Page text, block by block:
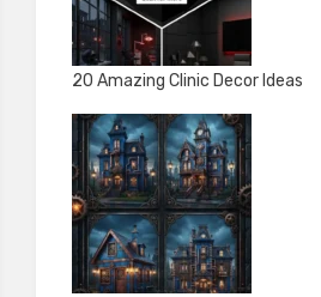
20 Amazing Clinic Decor Ideas